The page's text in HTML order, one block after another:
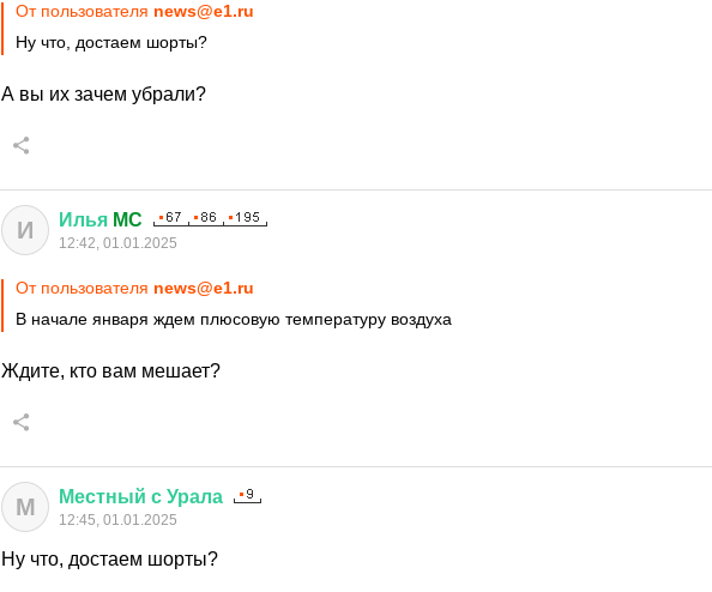
От пользователя news@e1.ru
Ну что, достаем шорты?
А вы их зачем убрали?
И Илья MC
12:42, 01.01.2025
От пользователя news@e1.ru
В начале января ждем плюсовую температуру воздуха
Ждите, кто вам мешает?
М Местный с Урала
12:45, 01.01.2025
Ну что, достаем шорты?